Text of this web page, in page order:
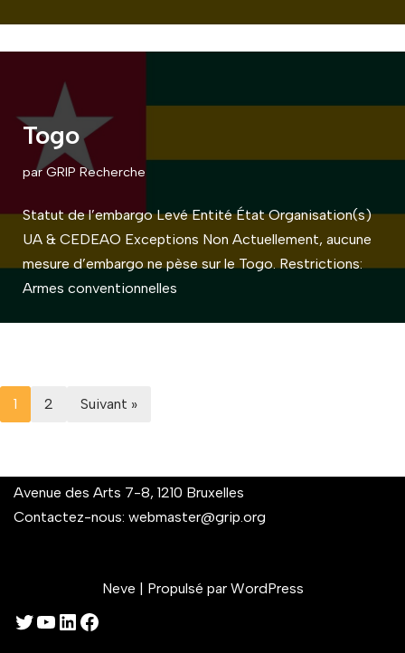
Togo
parGRIP Recherche
Statut de l’embargo Levé Entité État Organisation(s)
UA & CEDEAO Exceptions Non Actuellement, aucune
mesure d’embargo ne pèse sur le Togo. Restrictions:
Armes conventionnelles
1 2 Suivant »
Avenue des Arts 7-8, 1210 Bruxelles
Contactez-nous: webmaster@grip.org
Neve | Propulsé par WordPress